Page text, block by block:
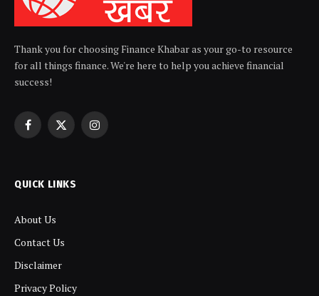
Thank you for choosing Finance Khabar as your go-to resource
for all things finance. We're here to help you achieve financial
success!
Facebook
X
Instagram
QUICK LINKS
About Us
Contact Us
Disclaimer
Privacy Policy